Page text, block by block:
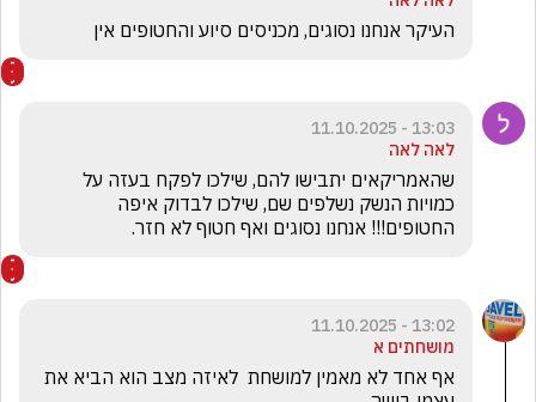
העיקר אנחנו נסוגים, מכניסים סיוע והחטופים אין
13:03 - 11.10.2025
לאה לאה
החטופים!!! אנחנו נסוגים ואף חטוף לא חזר.
13:02 - 11.10.2025
מושחתים א